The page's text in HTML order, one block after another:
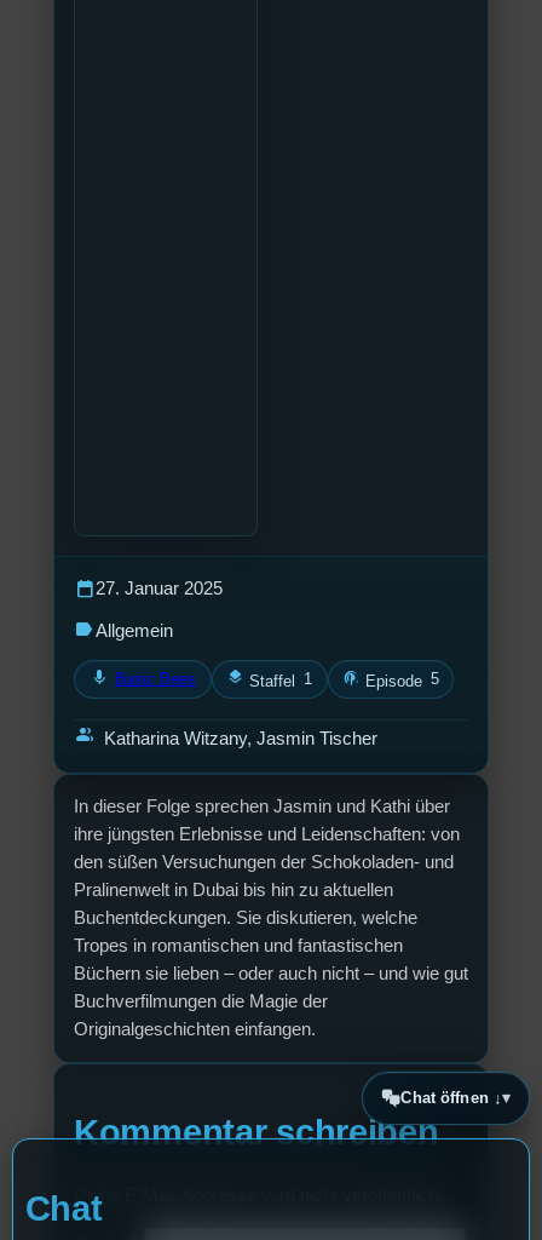
In dieser Folge sprechen Jasmin und Kathi über
ihre jüngsten Erlebnisse und Leidenschaften: von
den süßen Versuchungen der Schokoladen- und
Pralinenwelt in Dubai bis hin zu aktuellen
Buchentdeckungen. Sie diskutieren, welche
Tropes in romantischen und fantastischen
Büchern sie lieben – oder auch nicht – und wie gut
Buchverfilmungen die Magie der
Originalgeschichten einfangen.
Kommentar schreiben
Deine E-Mail-Addresse wird nicht veröffentlicht.
calendar_today27. Januar 2025
labelAllgemein
mic Basic Bees layers Staffel 1 podcasts Episode 5
group Katharina Witzany, Jasmin Tischer
Chat öffnen ↓
Chat